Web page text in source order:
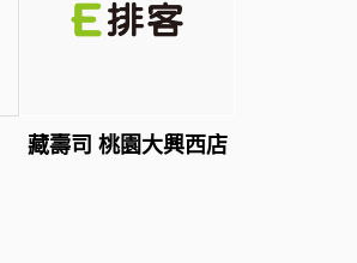
藏壽司 桃園大興西店